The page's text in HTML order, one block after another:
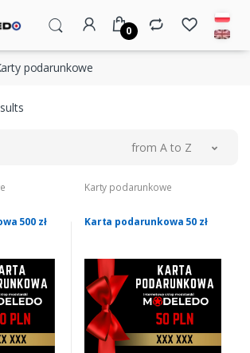
0
podarunkowe
from A to Z
500 zł
Karty podarunkowe
Karta podarunkowa 50 zł